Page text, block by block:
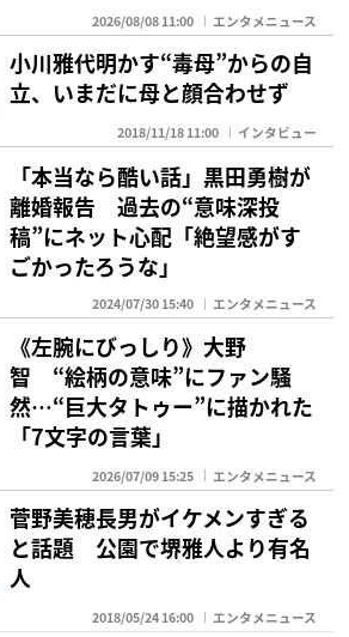
2026/08/08 11:00 エンタメニュース
小川雅代明かす“毒母”からの自
立、いまだに母と顔合わせず
2018/11/18 11:00 インタビュー
「本当なら酷い話」黒田勇樹が
離婚報告 過去の“意味深投
稿”にネット心配「絶望感がす
ごかったろうな」
2024/07/30 15:40 エンタメニュース
《左腕にびっしり》大野
智 “絵柄の意味”にファン騒
然…“巨大タトゥー”に描かれた
「7文字の言葉」
2026/07/09 15:25 エンタメニュース
菅野美穂長男がイケメンすぎる
と話題 公園で堺雅人より有名
人
2018/05/24 16:00 エンタメニュース